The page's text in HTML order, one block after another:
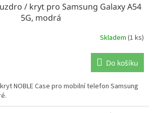
/ kryt pro Samsung Galaxy A54
5G, modrá
Skladem (1 ks)
Do košíku
NOBLE Case pro mobilní telefon Samsung